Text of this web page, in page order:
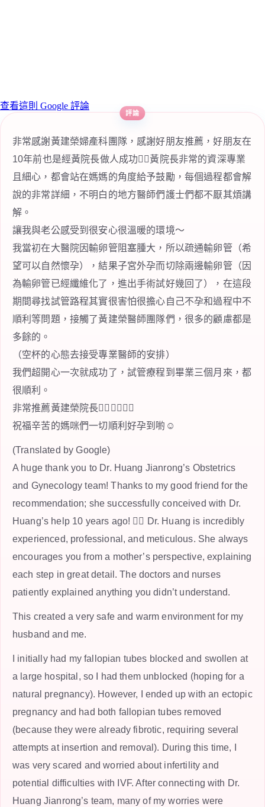
查看這則 Google 評論
非常感謝黃建榮婦產科團隊，感謝好朋友推薦，好朋友在
10年前也是經黃院長做人成功👍🏻黃院長非常的資深專業
且細心，都會站在媽媽的角度給予鼓勵，每個過程都會解
說的非常詳細，不明白的地方醫師們護士們都不厭其煩講
解。
讓我與老公感受到很安心很溫暖的環境～
我當初在大醫院因輸卵管阻塞腫大，所以疏通輸卵管（希
望可以自然懷孕），結果子宮外孕而切除兩邊輸卵管（因
為輸卵管已經纖維化了，進出手術試好幾回了），在這段
期間尋找試管路程其實很害怕很擔心自己不孕和過程中不
順利等問題，接觸了黃建榮醫師團隊們，很多的顧慮都是
多餘的。
（空杯的心態去接受專業醫師的安排）
我們超開心一次就成功了，試管療程到畢業三個月來，都
很順利。
非常推薦黃建榮院長👍🏻👍🏻👍🏻
祝福辛苦的媽咪們一切順利好孕到喲☺️
(Translated by Google)
A huge thank you to Dr. Huang Jianrong’s Obstetrics
and Gynecology team! Thanks to my good friend for the
recommendation; she successfully conceived with Dr.
Huang’s help 10 years ago! 👍🏻 Dr. Huang is incredibly
experienced, professional, and meticulous. She always
encourages you from a mother’s perspective, explaining
each step in great detail. The doctors and nurses
patiently explained anything you didn’t understand.
This created a very safe and warm environment for my
husband and me.
I initially had my fallopian tubes blocked and swollen at
a large hospital, so I had them unblocked (hoping for a
natural pregnancy). However, I ended up with an ectopic
pregnancy and had both fallopian tubes removed
(because they were already fibrotic, requiring several
attempts at insertion and removal). During this time, I
was very scared and worried about infertility and
potential difficulties with IVF. After connecting with Dr.
Huang Jianrong’s team, many of my worries were